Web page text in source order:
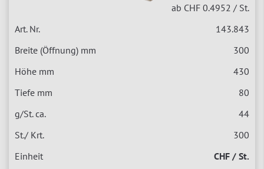
ab CHF 0.4952 / St.
143.843
300
430
80
44
300
CHF / St.